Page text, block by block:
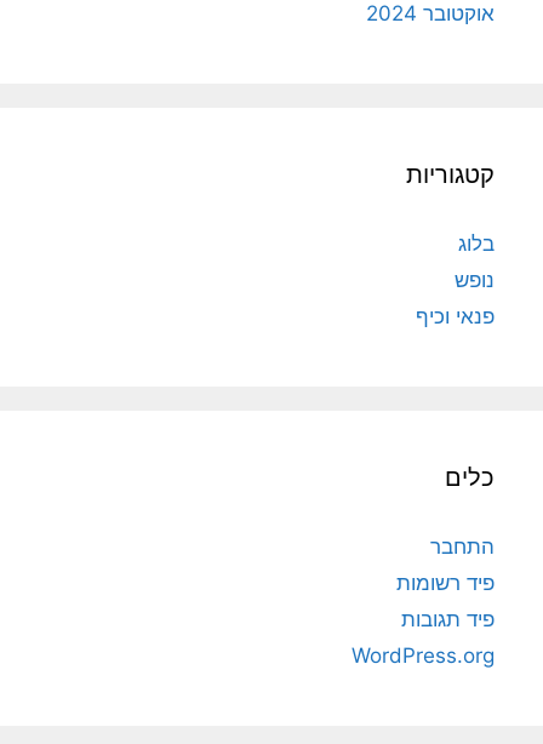
אוקטובר 2024
קטגוריות
בלוג
נופש
פנאי וכיף
כלים
התחבר
פיד רשומות
פיד תגובות
WordPress.org